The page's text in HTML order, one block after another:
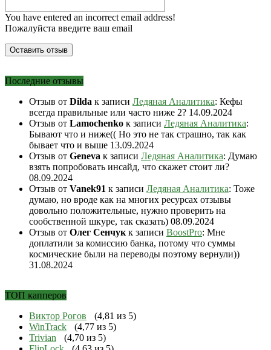
You have entered an incorrect email address!
Пожалуйста введите ваш email
ТОП капперов
Виктор Рогов
(4,81 из 5)
WinTrack
(4,77 из 5)
Trivian
(4,70 из 5)
Последние отзывы
Отзыв от Dilda к записи Ледяная Аналитика: Кефы
всегда правильные или часто ниже 2? 14.09.2024
Отзыв от Lamochenko к записи Ледяная Аналитика:
Бывают что и ниже(( Но это не так страшно, так как
бывает что и выше 13.09.2024
Отзыв от Geneva к записи Ледяная Аналитика: Думаю
взять попробовать инсайд, что скажет стоит ли?
08.09.2024
Отзыв от Vanek91 к записи Ледяная Аналитика: Тоже
думаю, но вроде как на многих ресурсах отзывы
довольно положительные, нужно проверить на
сообственной шкуре, так сказать) 08.09.2024
Отзыв от Олег Сенчук к записи BoostPro: Мне
доплатили за комиссию банка, потому что суммы
космические были на переводы поэтому вернули))
31.08.2024